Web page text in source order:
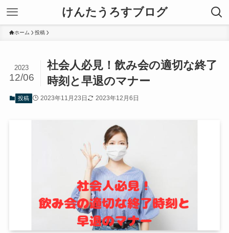
けんたうろすブログ
ホーム 投稿
社会人必見！飲み会の適切な終了
時刻と早退のマナー
2023
12/06
投稿 2023年11月23日 2023年12月6日